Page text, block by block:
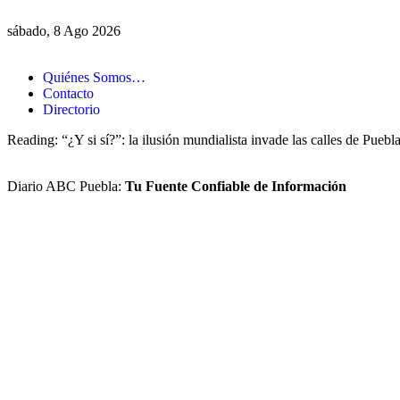
sábado, 8 Ago 2026
Quiénes Somos…
Contacto
Directorio
Reading: “¿Y si sí?”: la ilusión mundialista invade las calles de Puebla
Diario ABC Puebla: Tu Fuente Confiable de Información